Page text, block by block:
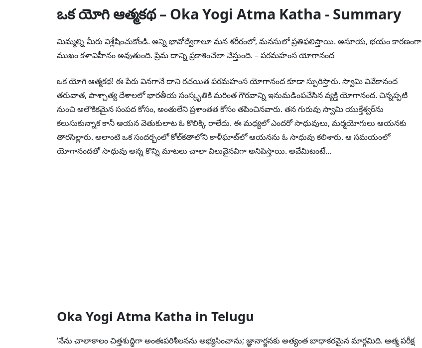
ఒక యోగి ఆత్మకథ – Oka Yogi Atma Katha - Summary
మిమ్మల్ని మీరు విశ్లేషించుకోండి. అన్ని భావోద్వేగాలూ మన శరీరంలో, మనసులో ప్రతిఫలిస్తాయి. అసూయ, భయం కారణంగా
ముఖం కళావిహీనం అవుతుంది. ప్రేమ దాన్ని ప్రకాశించేలా చేస్తుంది. – పరమహంస యోగానంద
ఒక యోగి ఆత్మకథ! ఈ పేరు వినగానే దాని రచయిత పరమహంస యోగానంద కూడా స్ఫురిస్తారు. స్వామి వివేకానంద
తరువాత, పాశ్చాత్య దేశాలలో భారతీయ సంస్కృతికి మరింత గౌరవాన్ని ఇనుమడింపచేసిన వ్యక్తి యోగానంద. చిన్నప్పటి
నుంచి అలౌకికమైన సంపద కోసం, అంతులేని ప్రశాంతత కోసం తపించినవారు. తన గురువు స్వామి యుక్తేశ్వర్‌ను
కలుసుకున్నాక కానీ ఆయన వెతుకులాట ఓ కొలిక్కి రాలేదు. ఈ మధ్యలో ఎందరో సాధువులు, మర్మయోగులు ఆయనకు
తారసిల్లారు. అలాంటి ఒక సందర్భంలో కోల్‌కతాలోని కాళీఘాట్‌లో ఆయనను ఓ సాధువు కలిశారు. ఆ సమయంలో
యోగానందతో సాధువు అన్న కొన్ని మాటలు చాలా విలువైనవిగా అనిపిస్తాయి. అవేమిటంటే…
Oka Yogi Atma Katha in Telugu
‘నేను చాలాకాలం చిత్తశుద్ధిగా అంతఃపరిశీలనను అభ్యసించాను; జ్ఞానార్జనకు అత్యంత బాధాకరమైన మార్గమిది. ఆత్మ పరీక్ష